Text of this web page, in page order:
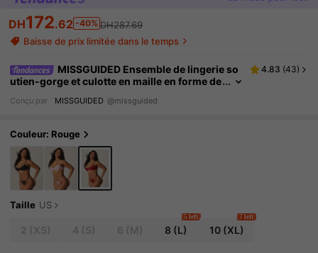
DH172.62 -40% DH287.69
Baisse de prix limitée dans le temps
MISSGUIDED Ensemble de lingerie so
utien-gorge et culotte en maille en forme de
-Valentin
4.83 (43)
Conçu par MISSGUIDED @missguided
Couleur: Rouge
Taille US
8 (L)
5 left
10(XL)
7 left